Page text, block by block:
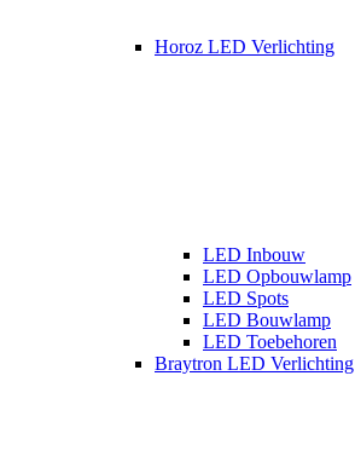
Horoz LED Verlichting
LED Inbouw
LED Opbouwlamp
LED Spots
LED Bouwlamp
LED Toebehoren
Braytron LED Verlichting